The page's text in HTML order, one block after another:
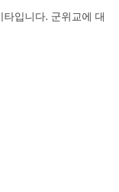
입니다. 군위교에 대